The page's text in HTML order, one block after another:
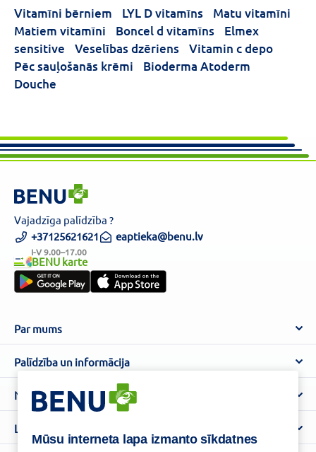
Mūsu interneta lapa izmanto sīkdatnes
Vitamīni bērniem LYL D vitamīns
Matu vitamīni
Matiem vitamīni
Boncel d vitamīns
Elmex
sensitive
Veselības dzēriens
Vitamin c depo
Pēc sauļošanās krēmi
Bioderma Atoderm
Douche
Vajadzīga palīdzība ?
+37125621621
I-V 9.00–17.00
eaptieka@benu.lv
BENU karte
Par mums
Par BENU
Benu Blogs
Aptiekas
Palīdzība un informācija
BENU Aptieka kontakti
Piegāde
Biežāk uzdotie jautājumi
Noteikumi
Lietošanas noteikumi
Atteikuma tiesību veidlapa
Lojalitātes programma